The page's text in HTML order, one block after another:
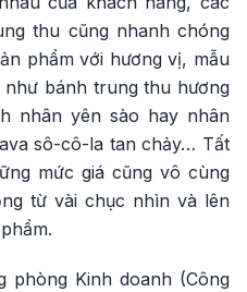
thu cũng nhanh chóng
phẩm với hương vị, mẫu
như bánh trung thu hương
nhân yên sào hay nhân
sô-cô-la tan chảy… Tất
mức giá cũng vô cùng
từ vài chục nhìn và lên
phòng Kinh doanh (Công